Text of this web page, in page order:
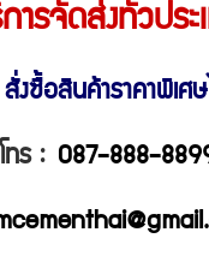
ารจัดส่งทั่วประ
ซื้อสินค้าราคาพิเศษ
โทร : 087-888-